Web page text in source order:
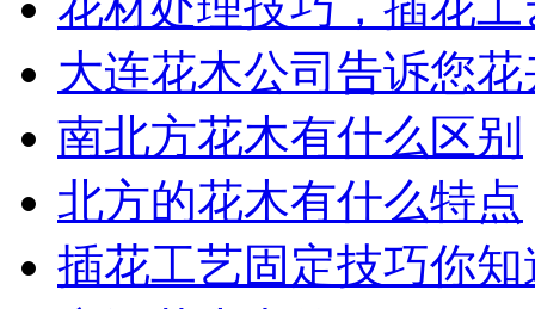
大连花木公司告诉您
南北方花木有什么区别
北方的花木有什么特点
插花工艺固定技巧你